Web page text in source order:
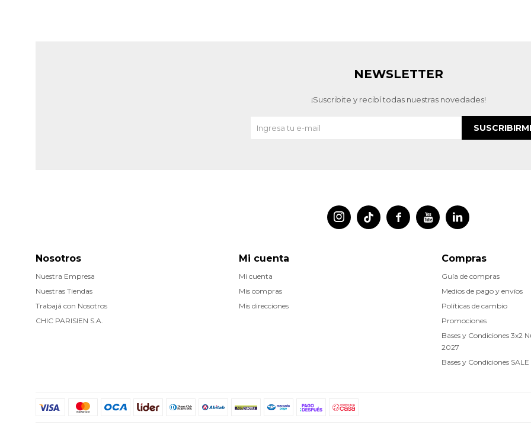
 
 
Nosotros
Nuestra Empresa
Nuestras Tiendas
Trabajá con Nosotros
CHIC PARISIEN S.A.
Compras
Guía de compras
Medios de pago y envíos
Políticas de cambio
Promociones
Bases y Condiciones 3x2
2027
Bases y Condiciones SALE
Mi cuenta
Mi cuenta
Mis compras
Mis direcciones
NEWSLETTER
¡Suscribite y recibí todas nuestras novedades!